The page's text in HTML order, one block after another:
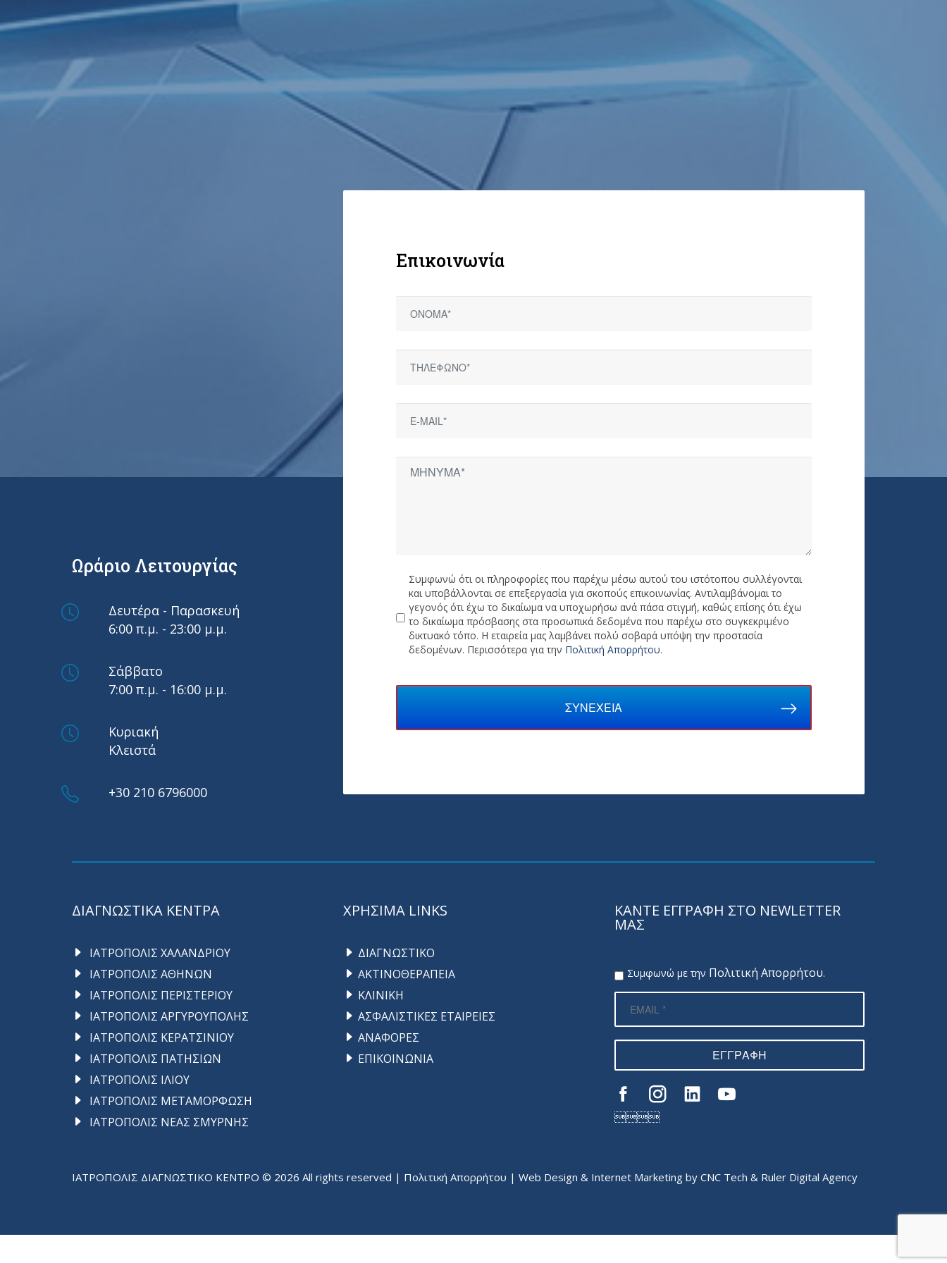
Ωράριο Λειτουργίας
Δευτέρα - Παρασκευή
6:00 π.μ. - 23:00 μ.μ.
Σάββατο
7:00 π.μ. - 16:00 μ.μ.
Κυριακή
Κλειστά
+30 210 6796000
Επικοινωνία
Συμφωνώ ότι οι πληροφορίες που παρέχω μέσω αυτού του ιστότοπου συλλέγονται
και υποβάλλονται σε επεξεργασία για σκοπούς επικοινωνίας. Αντιλαμβάνομαι το
γεγονός ότι έχω το δικαίωμα να υποχωρήσω ανά πάσα στιγμή, καθώς επίσης ότι έχω
το δικαίωμα πρόσβασης στα προσωπικά δεδομένα που παρέχω στο συγκεκριμένο
δικτυακό τόπο. Η εταιρεία μας λαμβάνει πολύ σοβαρά υπόψη την προστασία
δεδομένων. Περισσότερα για την Πολιτική Απορρήτου.
ΣΥΝΕΧΕΙΑ
ΔΙΑΓΝΩΣΤΙΚΑ ΚΕΝΤΡΑ
ΙΑΤΡΟΠΟΛΙΣ ΧΑΛΑΝΔΡΙΟΥ
ΙΑΤΡΟΠΟΛΙΣ ΑΘΗΝΩΝ
ΙΑΤΡΟΠΟΛΙΣ ΠΕΡΙΣΤΕΡΙΟΥ
ΙΑΤΡΟΠΟΛΙΣ ΑΡΓΥΡΟΥΠΟΛΗΣ
ΙΑΤΡΟΠΟΛΙΣ ΚΕΡΑΤΣΙΝΙΟΥ
ΙΑΤΡΟΠΟΛΙΣ ΠΑΤΗΣΙΩΝ
ΙΑΤΡΟΠΟΛΙΣ ΙΛΙΟΥ
ΙΑΤΡΟΠΟΛΙΣ ΜΕΤΑΜΟΡΦΩΣΗ
ΙΑΤΡΟΠΟΛΙΣ ΝΕΑΣ ΣΜΥΡΝΗΣ
ΧΡΗΣΙΜΑ LINKS
ΔΙΑΓΝΩΣΤΙΚΟ
ΑΚΤΙΝΟΘΕΡΑΠΕΙΑ
ΚΛΙΝΙΚΗ
ΑΣΦΑΛΙΣΤΙΚΕΣ ΕΤΑΙΡΕΙΕΣ
ΑΝΑΦΟΡΕΣ
ΕΠΙΚΟΙΝΩΝΙΑ
ΚΑΝΤΕ ΕΓΓΡΑΦΗ ΣΤΟ NEWLETTER
ΜΑΣ
Συμφωνώ με την Πολιτική Απορρήτου.
ΕΓΓΡΑΦΗ

ΙΑΤΡΟΠΟΛΙΣ ΔΙΑΓΝΩΣΤΙΚΟ ΚΕΝΤΡΟ © 2026 All rights reserved | Πολιτική Απορρήτου | Web Design & Internet Marketing by CNC Tech & Ruler Digital Agency